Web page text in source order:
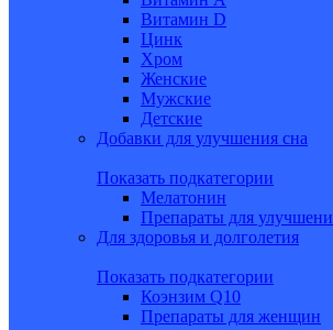
Витамин D
Цинк
Хром
Женские
Мужские
Детские
Добавки для улучшения сна
Показать подкатегории
Мелатонин
Препараты для
Для здоровья и долголетия
Показать подкатегории
Коэнзим Q10
Препараты для женщин